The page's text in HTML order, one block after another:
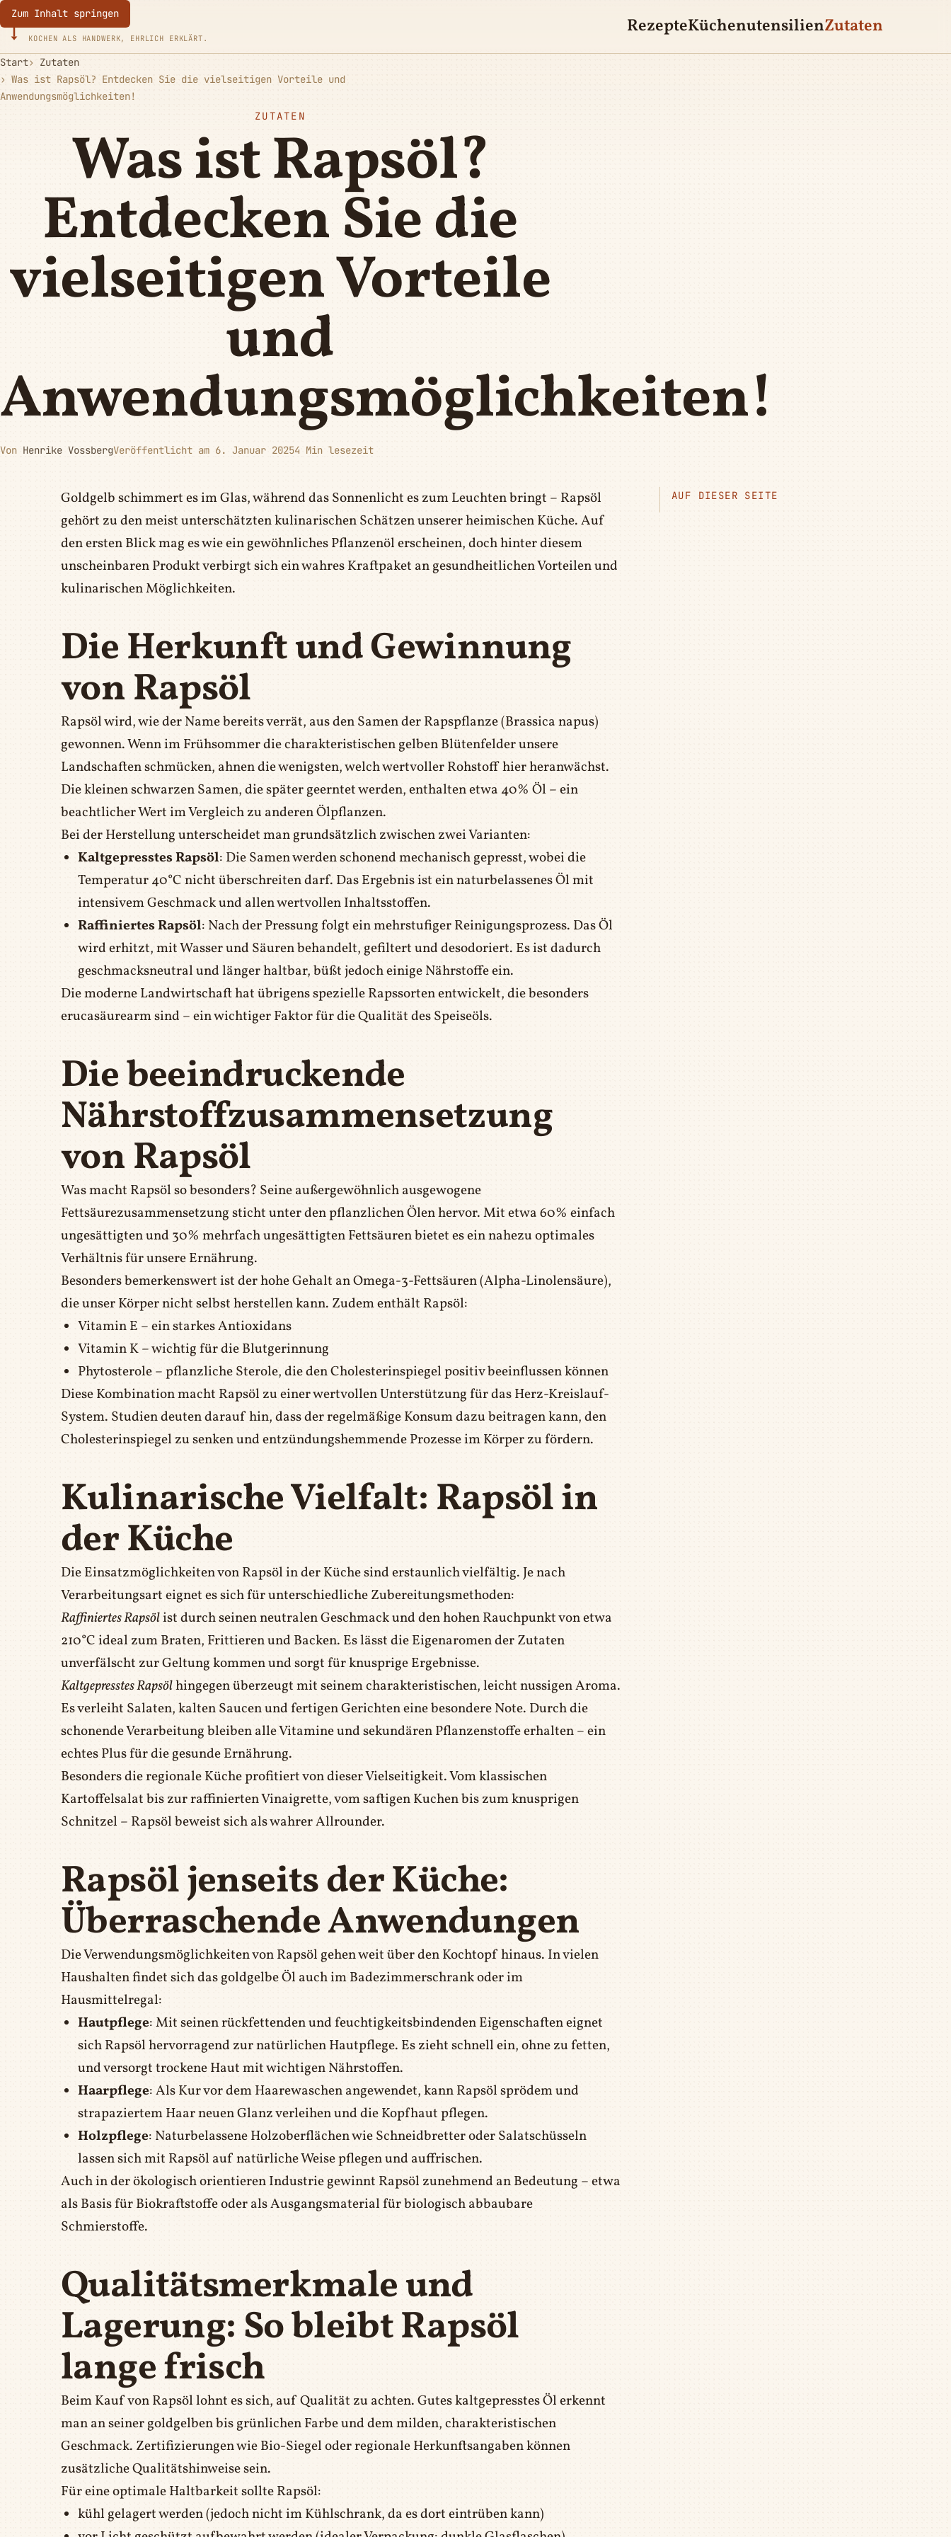
Zum Inhalt springen
Eurotoques
KOCHEN ALS HANDWERK, EHRLICH ERKLÄRT.
RezepteKüchenutensilienZutaten
Start
Zutaten
Was ist Rapsöl? Entdecken Sie die vielseitigen Vorteile und
Anwendungsmöglichkeiten!
ZUTATEN
Was ist Rapsöl?
Entdecken Sie die
vielseitigen Vorteile
und
Anwendungsmöglichkeiten!
Von Henrike VossbergVeröffentlicht am 6. Januar 20254 Min lesezeit
Goldgelb schimmert es im Glas, während das Sonnenlicht es zum Leuchten bringt – Rapsöl
gehört zu den meist unterschätzten kulinarischen Schätzen unserer heimischen Küche. Auf
den ersten Blick mag es wie ein gewöhnliches Pflanzenöl erscheinen, doch hinter diesem
unscheinbaren Produkt verbirgt sich ein wahres Kraftpaket an gesundheitlichen Vorteilen und
kulinarischen Möglichkeiten.
Die Herkunft und Gewinnung
von Rapsöl
Rapsöl wird, wie der Name bereits verrät, aus den Samen der Rapspflanze (Brassica napus)
gewonnen. Wenn im Frühsommer die charakteristischen gelben Blütenfelder unsere
Landschaften schmücken, ahnen die wenigsten, welch wertvoller Rohstoff hier heranwächst.
Die kleinen schwarzen Samen, die später geerntet werden, enthalten etwa 40% Öl – ein
beachtlicher Wert im Vergleich zu anderen Ölpflanzen.
Bei der Herstellung unterscheidet man grundsätzlich zwischen zwei Varianten:
Kaltgepresstes Rapsöl: Die Samen werden schonend mechanisch gepresst, wobei die
Temperatur 40°C nicht überschreiten darf. Das Ergebnis ist ein naturbelassenes Öl mit
intensivem Geschmack und allen wertvollen Inhaltsstoffen.
Raffiniertes Rapsöl: Nach der Pressung folgt ein mehrstufiger Reinigungsprozess. Das Öl
wird erhitzt, mit Wasser und Säuren behandelt, gefiltert und desodoriert. Es ist dadurch
geschmacksneutral und länger haltbar, büßt jedoch einige Nährstoffe ein.
Die moderne Landwirtschaft hat übrigens spezielle Rapssorten entwickelt, die besonders
erucasäurearm sind – ein wichtiger Faktor für die Qualität des Speiseöls.
Die beeindruckende
Nährstoffzusammensetzung
von Rapsöl
Was macht Rapsöl so besonders? Seine außergewöhnlich ausgewogene
Fettsäurezusammensetzung sticht unter den pflanzlichen Ölen hervor. Mit etwa 60% einfach
ungesättigten und 30% mehrfach ungesättigten Fettsäuren bietet es ein nahezu optimales
Verhältnis für unsere Ernährung.
Besonders bemerkenswert ist der hohe Gehalt an Omega-3-Fettsäuren (Alpha-Linolensäure),
die unser Körper nicht selbst herstellen kann. Zudem enthält Rapsöl:
Vitamin E – ein starkes Antioxidans
Vitamin K – wichtig für die Blutgerinnung
Phytosterole – pflanzliche Sterole, die den Cholesterinspiegel positiv beeinflussen können
Diese Kombination macht Rapsöl zu einer wertvollen Unterstützung für das Herz-Kreislauf-
System. Studien deuten darauf hin, dass der regelmäßige Konsum dazu beitragen kann, den
Cholesterinspiegel zu senken und entzündungshemmende Prozesse im Körper zu fördern.
Kulinarische Vielfalt: Rapsöl in
der Küche
Die Einsatzmöglichkeiten von Rapsöl in der Küche sind erstaunlich vielfältig. Je nach
Verarbeitungsart eignet es sich für unterschiedliche Zubereitungsmethoden:
Raffiniertes Rapsölist durch seinen neutralen Geschmack und den hohen Rauchpunkt von etwa
210°C ideal zum Braten, Frittieren und Backen. Es lässt die Eigenaromen der Zutaten
unverfälscht zur Geltung kommen und sorgt für knusprige Ergebnisse.
Kaltgepresstes Rapsölhingegen überzeugt mit seinem charakteristischen, leicht nussigen Aroma.
Es verleiht Salaten, kalten Saucen und fertigen Gerichten eine besondere Note. Durch die
schonende Verarbeitung bleiben alle Vitamine und sekundären Pflanzenstoffe erhalten – ein
echtes Plus für die gesunde Ernährung.
Besonders die regionale Küche profitiert von dieser Vielseitigkeit. Vom klassischen
Kartoffelsalat bis zur raffinierten Vinaigrette, vom saftigen Kuchen bis zum knusprigen
Schnitzel – Rapsöl beweist sich als wahrer Allrounder.
Rapsöl jenseits der Küche:
Überraschende Anwendungen
Die Verwendungsmöglichkeiten von Rapsöl gehen weit über den Kochtopf hinaus. In vielen
Haushalten findet sich das goldgelbe Öl auch im Badezimmerschrank oder im
Hausmittelregal:
Hautpflege: Mit seinen rückfettenden und feuchtigkeitsbindenden Eigenschaften eignet
sich Rapsöl hervorragend zur natürlichen Hautpflege. Es zieht schnell ein, ohne zu fetten,
und versorgt trockene Haut mit wichtigen Nährstoffen.
Haarpflege: Als Kur vor dem Haarewaschen angewendet, kann Rapsöl sprödem und
strapaziertem Haar neuen Glanz verleihen und die Kopfhaut pflegen.
Holzpflege: Naturbelassene Holzoberflächen wie Schneidbretter oder Salatschüsseln
lassen sich mit Rapsöl auf natürliche Weise pflegen und auffrischen.
Auch in der ökologisch orientieren Industrie gewinnt Rapsöl zunehmend an Bedeutung – etwa
als Basis für Biokraftstoffe oder als Ausgangsmaterial für biologisch abbaubare
Schmierstoffe.
Qualitätsmerkmale und
Lagerung: So bleibt Rapsöl
lange frisch
Beim Kauf von Rapsöl lohnt es sich, auf Qualität zu achten. Gutes kaltgepresstes Öl erkennt
man an seiner goldgelben bis grünlichen Farbe und dem milden, charakteristischen
Geschmack. Zertifizierungen wie Bio-Siegel oder regionale Herkunftsangaben können
zusätzliche Qualitätshinweise sein.
Für eine optimale Haltbarkeit sollte Rapsöl:
kühl gelagert werden (jedoch nicht im Kühlschrank, da es dort eintrüben kann)
AUF DIESER SEITE